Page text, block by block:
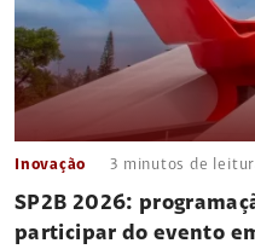
Inovação 3 minutos de
SP2B 2026:
participar do evento